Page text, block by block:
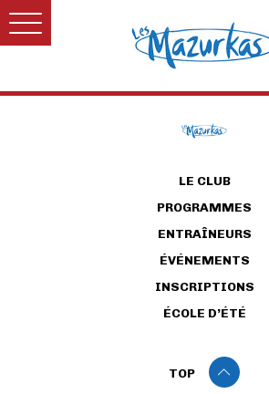
LE CLUB
PROGRAMMES
ENTRAÎNEURS
ÉVÉNEMENTS
INSCRIPTIONS
ÉCOLE D’ÉTÉ
TOP